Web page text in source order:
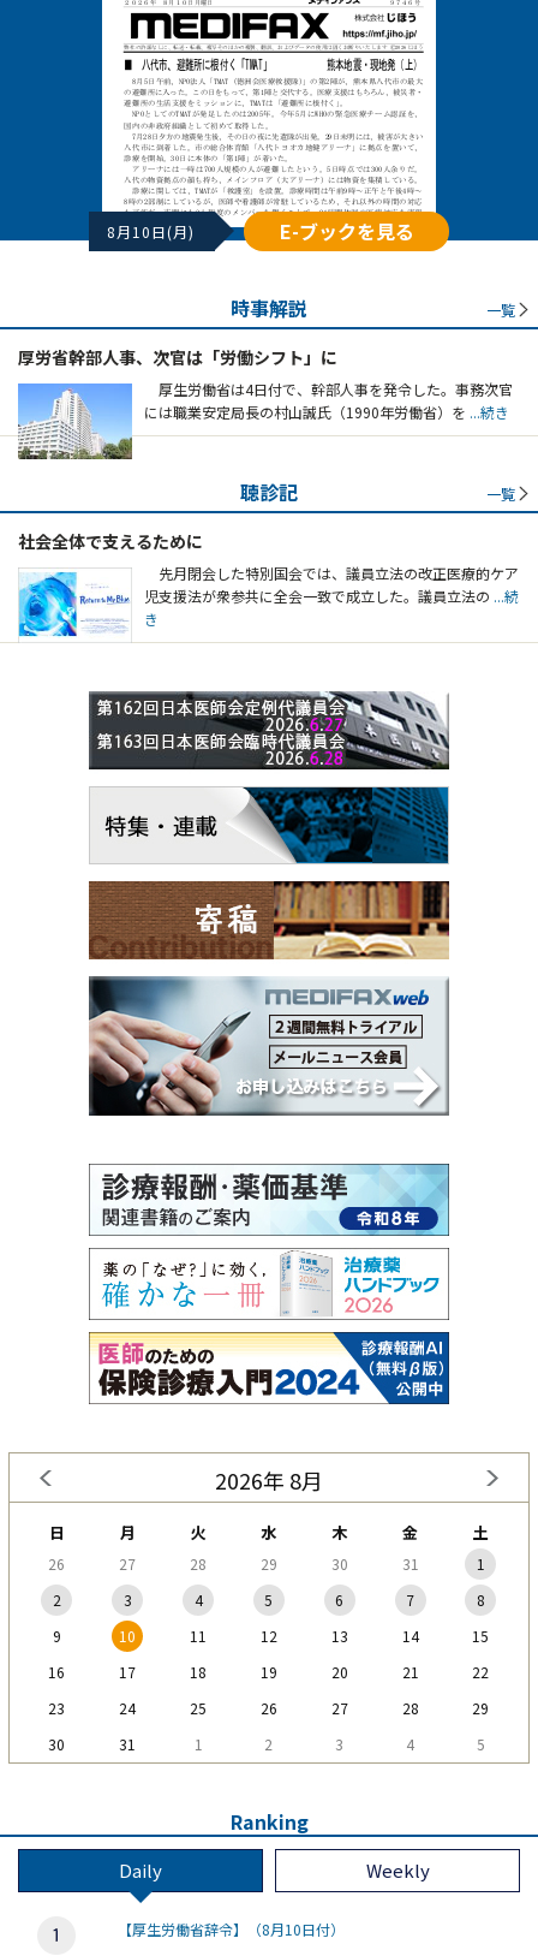
8月10日(月) E-ブックを見る
時事解説 一覧
厚労省幹部人事、次官は「労働シフト」に
厚生労働省は4日付で、幹部人事を発令した。事務次官
には職業安定局長の村山誠氏（1990年労働省）を ...続き
聴診記 一覧
社会全体で支えるために
先月閉会した特別国会では、議員立法の改正医療的ケア
児支援法が衆参共に全会一致で成立した。議員立法の ...続
き
2026年 8月
日 月 火 水 木 金 土
26 27 28 29 30 31
1
2
3 4 5 6 7
8
9
10 11 12 13 14
15
16
17 18 19 20 21
22
23
24 25 26 27 28
29
30
31 1 2 3 4 5
Ranking
Daily Weekly
【厚生労働省辞令】（8月10日付）